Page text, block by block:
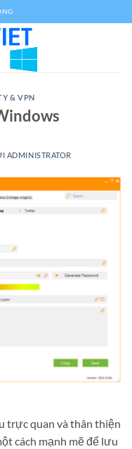
& VPN
ADMINISTRATOR
trực quan và thân thiện
cách mạnh mẽ để lưu